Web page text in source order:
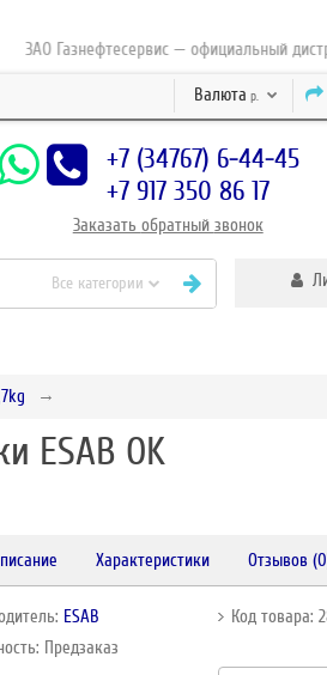
Газнефтесервис — официальный
Валюта р.
+7 (34767) 6-44-45
+7 917 350 86 17
Заказать обратный звонок
Все категории
ESAB OK
Характеристики Отзывов
ESAB
Код товара:
Предзаказ